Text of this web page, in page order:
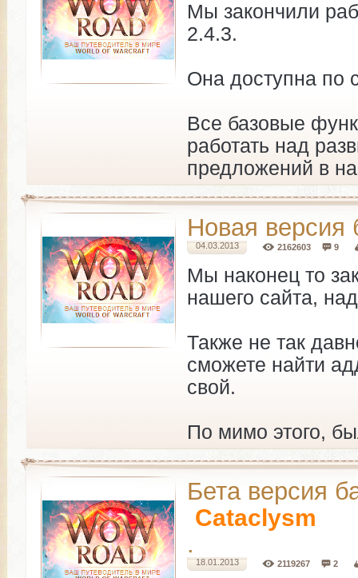
Мы закончили
2.4.3.
Она доступна
Все базовые
работать над
предложений в
Новая версия
04.03.2013 2162603 9
Мы наконец то
нашего сайта,
Также не так
сможете найти
свой.
По мимо этого,
Бета версия
Cataclysm
.
18.01.2013 2119267 2